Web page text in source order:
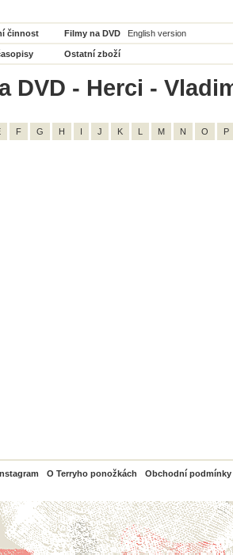
činnost Filmy na DVD English version
Ostatní zboží
DVD - Herci -
F G H I J K L M N O P
O Terryho ponožkách Obchodní podmínky
PayPal